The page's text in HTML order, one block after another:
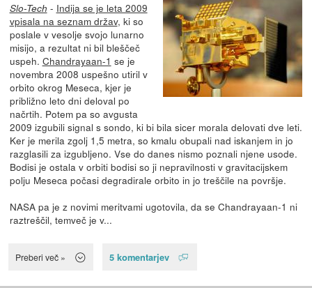
Slo-Tech - Indija se je leta 2009
vpisala na seznam držav, ki so
poslale v vesolje svojo lunarno
misijo, a rezultat ni bil bleščeč
uspeh. Chandrayaan-1 se je
novembra 2008 uspešno utiril v
orbito okrog Meseca, kjer je
približno leto dni deloval po
načrtih. Potem pa so avgusta
2009 izgubili signal s sondo, ki bi bila sicer morala delovati dve leti.
Ker je merila zgolj 1,5 metra, so kmalu obupali nad iskanjem in jo
razglasili za izgubljeno. Vse do danes nismo poznali njene usode.
Bodisi je ostala v orbiti bodisi so ji nepravilnosti v gravitacijskem
polju Meseca počasi degradirale orbito in jo treščile na površje.
NASA pa je z novimi meritvami ugotovila, da se Chandrayaan-1 ni
raztreščil, temveč je v...
Preberi več » 5 komentarjev